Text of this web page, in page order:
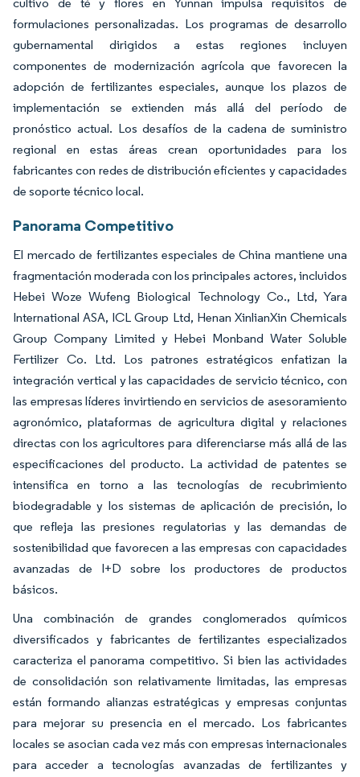
cultivo de té y flores en Yunnan impulsa requisitos de
formulaciones personalizadas. Los programas de desarrollo
gubernamental dirigidos a estas regiones incluyen
componentes de modernización agrícola que favorecen la
adopción de fertilizantes especiales, aunque los plazos de
implementación se extienden más allá del período de
pronóstico actual. Los desafíos de la cadena de suministro
regional en estas áreas crean oportunidades para los
fabricantes con redes de distribución eficientes y capacidades
de soporte técnico local.
Panorama Competitivo
El mercado de fertilizantes especiales de China mantiene una
fragmentación moderada con los principales actores, incluidos
Hebei Woze Wufeng Biological Technology Co., Ltd, Yara
International ASA, ICL Group Ltd, Henan XinlianXin Chemicals
Group Company Limited y Hebei Monband Water Soluble
Fertilizer Co. Ltd. Los patrones estratégicos enfatizan la
integración vertical y las capacidades de servicio técnico, con
las empresas líderes invirtiendo en servicios de asesoramiento
agronómico, plataformas de agricultura digital y relaciones
directas con los agricultores para diferenciarse más allá de las
especificaciones del producto. La actividad de patentes se
intensifica en torno a las tecnologías de recubrimiento
biodegradable y los sistemas de aplicación de precisión, lo
que refleja las presiones regulatorias y las demandas de
sostenibilidad que favorecen a las empresas con capacidades
avanzadas de I+D sobre los productores de productos
básicos.
Una combinación de grandes conglomerados químicos
diversificados y fabricantes de fertilizantes especializados
caracteriza el panorama competitivo. Si bien las actividades
de consolidación son relativamente limitadas, las empresas
están formando alianzas estratégicas y empresas conjuntas
para mejorar su presencia en el mercado. Los fabricantes
locales se asocian cada vez más con empresas internacionales
para acceder a tecnologías avanzadas de fertilizantes y